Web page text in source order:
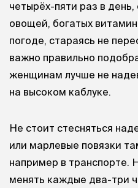
четырёх-пяти раз в
овощей, богатых
погоде, стараясь не
важно правильно
женщинам лучше не
на высоком каблуке.
Не стоит стесняться
или марлевые повязки
например в транспорте.
менять каждые два-три